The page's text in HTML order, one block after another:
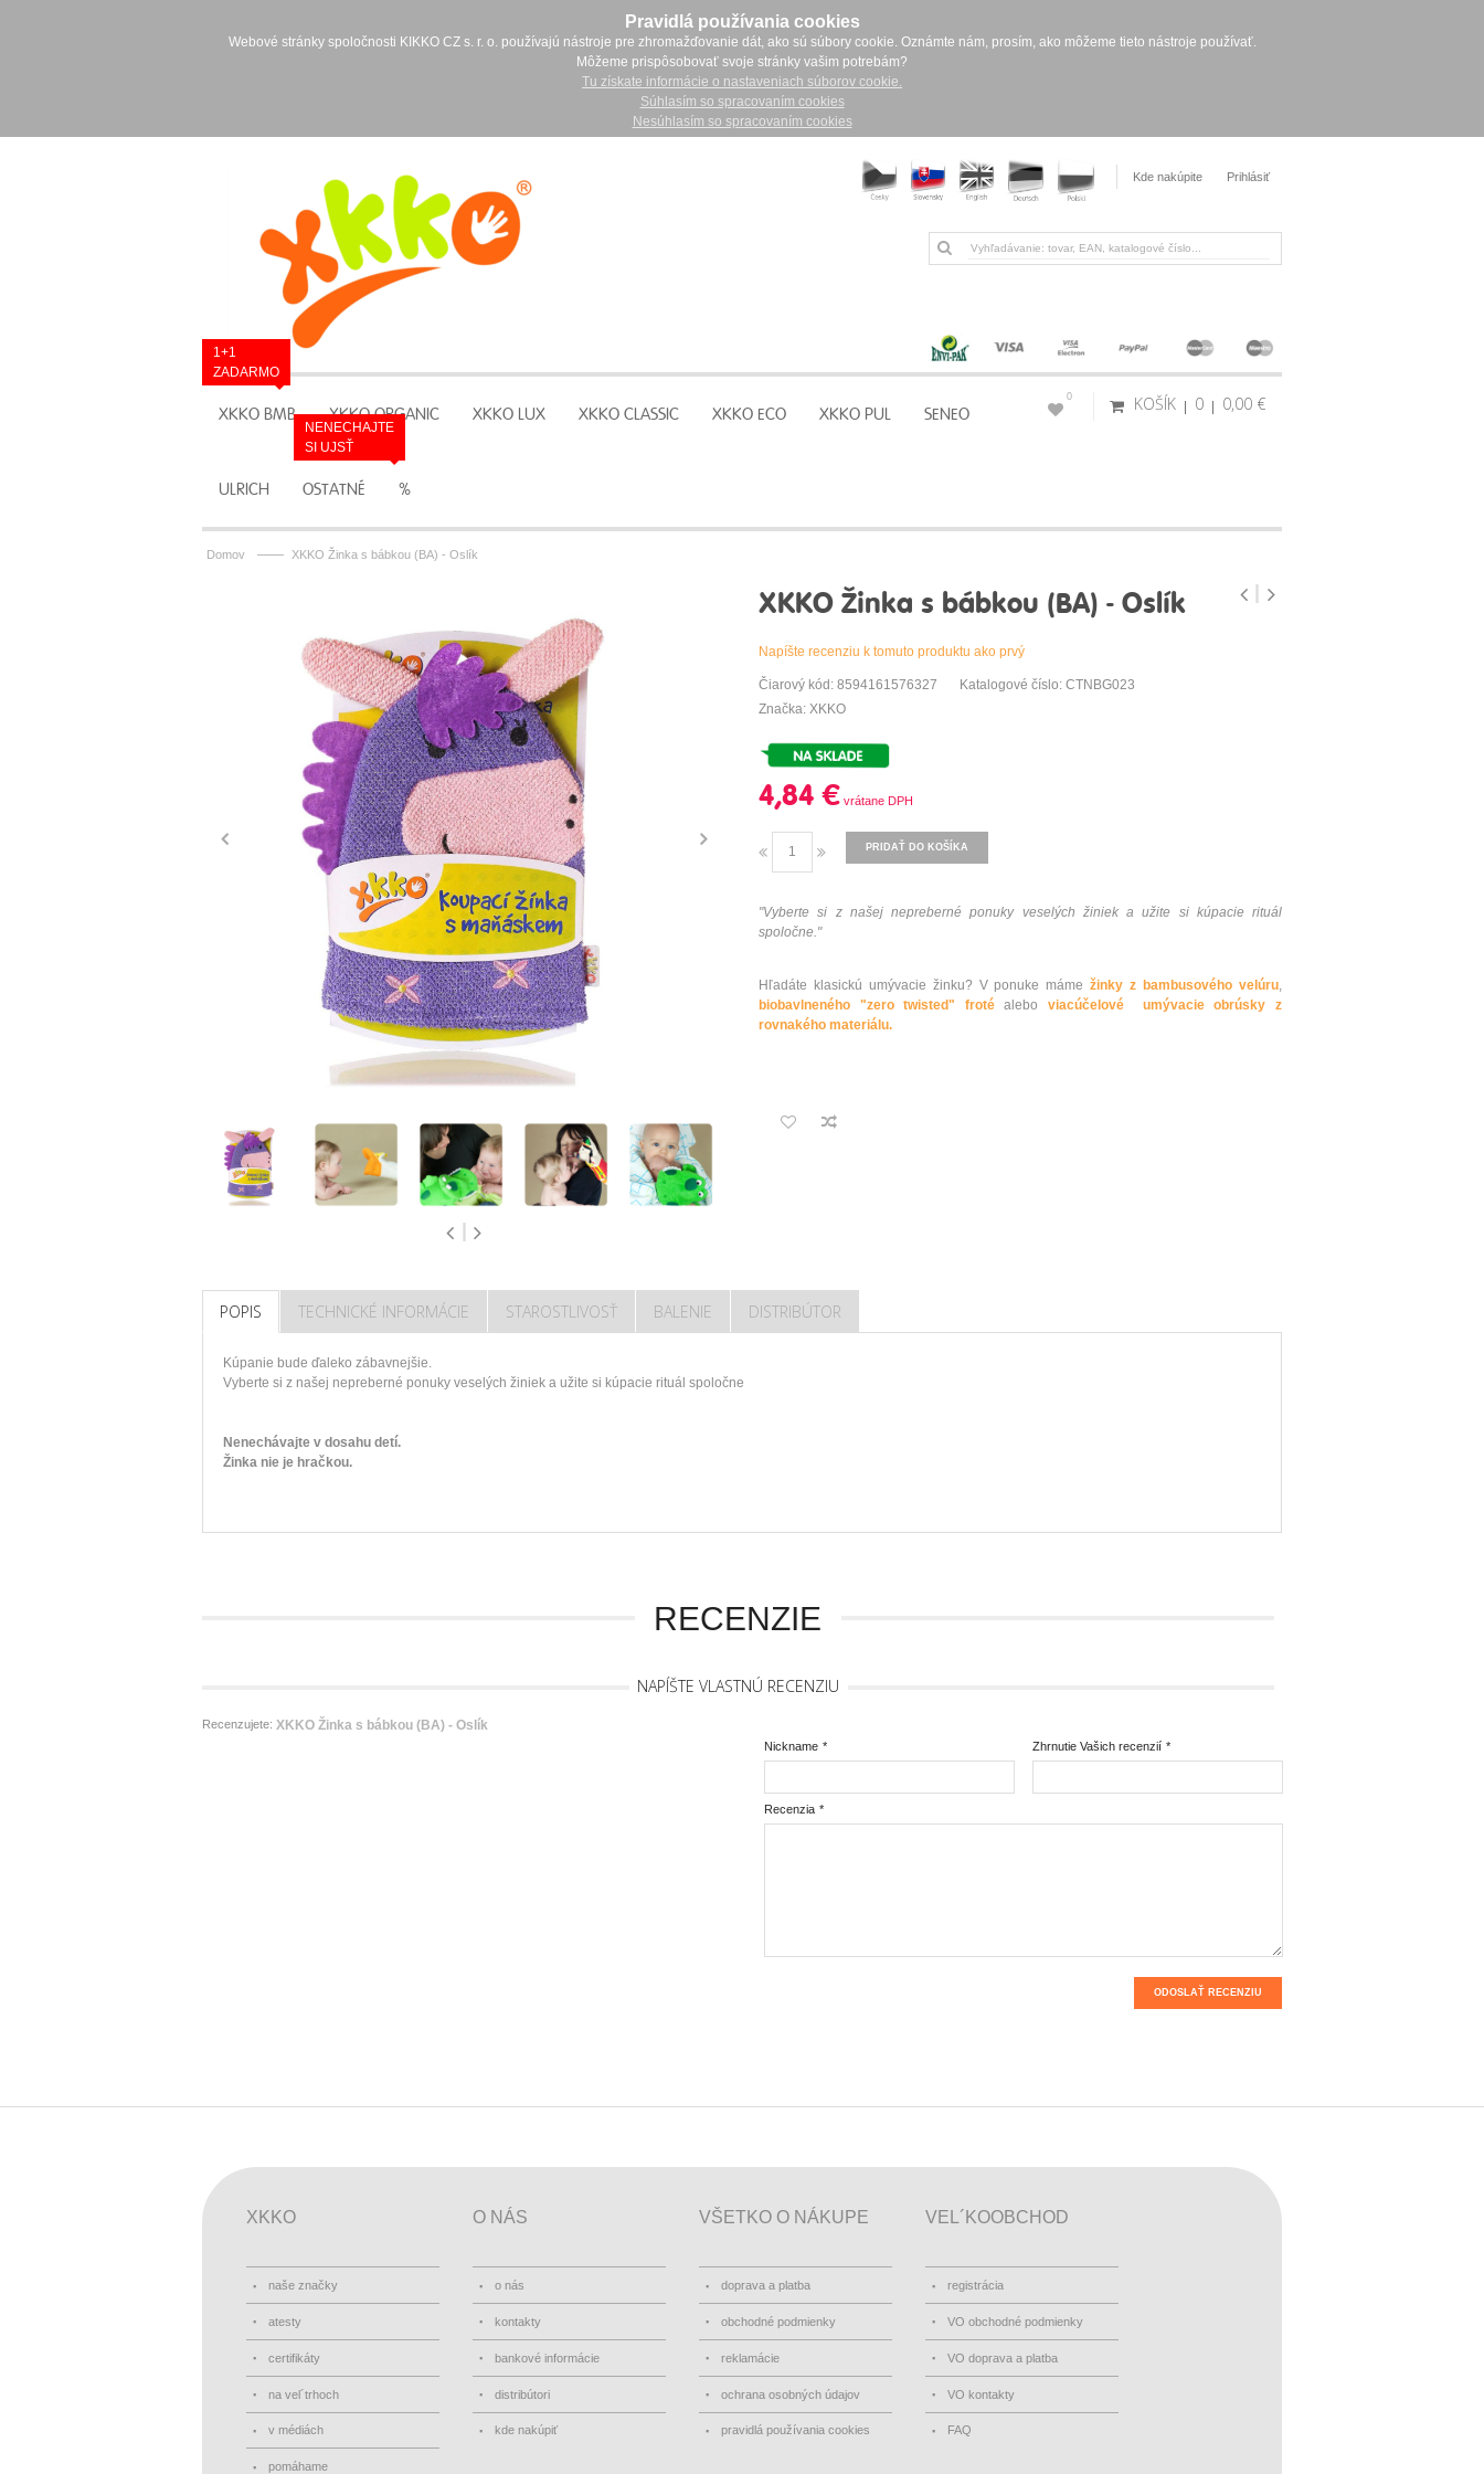
Pravidlá používania cookies
Webové stránky spoločnosti KIKKO CZ s. r. o. používajú nástroje pre zhromažďovanie dát, ako sú súbory cookie. Oznámte nám, prosím, ako môžeme tieto nástroje používať.
Môžeme prispôsobovať svoje stránky vašim potrebám?
Tu získate informácie o nastaveniach súborov cookie.
Súhlasím so spracovaním cookies
Nesúhlasím so spracovaním cookies
Kde nakúpite Prihlásiť
XKKO BMB
1+1
ZADARMO
XKKO ORGANIC XKKO LUX XKKO CLASSIC XKKO ECO XKKO PUL SENEO
ULRICH OSTATNÉ %
NENECHAJTE
SI UJSŤ
KOŠÍK 0 0,00 €
0
Domov —— XKKO Žinka s bábkou (BA) - Oslík
XKKO Žinka s bábkou (BA) - Oslík
Napíšte recenziu k tomuto produktu ako prvý
Čiarový kód: 8594161576327
Katalogové číslo: CTNBG023
Značka: XKKO
4,84 €
PRIDAŤ DO KOŠÍKA
"Vyberte si z našej nepreberné ponukyveselých žiniek a užite si kúpacie rituál
spoločne."
Hľadáte klasickú umývacie žinku? V ponuke mámežinky z bambusového velúru,
biobavlneného "zero twisted" frotéalebo viacúčelové umývacie obrúsky z
rovnakého materiálu.
POPIS TECHNICKÉ INFORMÁCIE STAROSTLIVOSŤ BALENIE DISTRIBÚTOR
Kúpanie bude ďaleko zábavnejšie
Vyberte si z našej nepreberné ponuky veselých žiniek a užite si kúpacie rituál spoločne
Nenechávajte v dosahu detí.
Žinka nie je hračkou.
RECENZIE
NAPÍŠTE VLASTNÚ RECENZIU
Recenzujete: XKKO Žinka s bábkou (BA) - Oslík
*
Nickname *
Zhrnutie Vašich recenzií
*
Recenzia
ODOSLAŤ RECENZIU
XKKO
naše značky
atesty
certifikáty
na vel´trhoch
v médiách
pomáhame
O NÁS
o nás
kontakty
bankové informácie
distribútori
kde nakúpiť
VŠETKO O NÁKUPE
doprava a platba
obchodné podmienky
reklamácie
ochrana osobných údajov
pravidlá používania cookies
VEL´KOOBCHOD
registrácia
VO obchodné podmienky
VO doprava a platba
VO kontakty
FAQ